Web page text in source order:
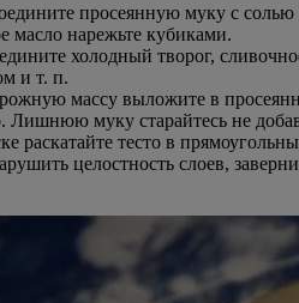
просеянную муку с
масло нарежьте кубиками.
холодный творог,
и т. п.
массу выложите в
Лишнюю муку старайтесь не
раскатайте тесто в
целостность слоев,